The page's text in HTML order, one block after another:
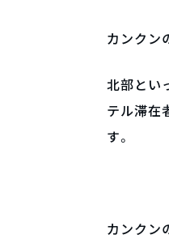
カンクン
北部とい
テル滞在
す。
カンクン